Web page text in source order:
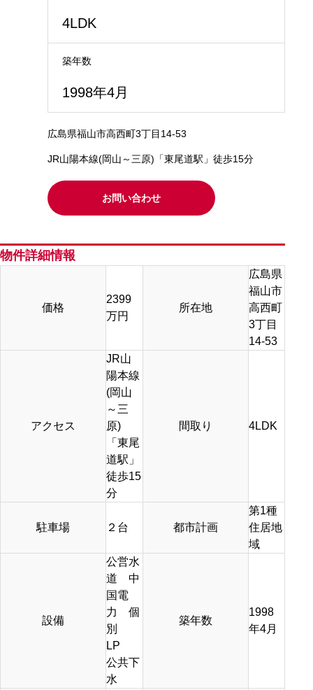
4LDK
築年数
1998年4月
広島県福山市高西町3丁目14-53
JR山陽本線(岡山～三原)「東尾道駅」徒歩15分
お問い合わせ
物件詳細情報
価格
2399
万円
所在地
広島県
福山市
高西町
3丁目
14-53
アクセス
JR山
陽本線
(岡山
～三
原)
「東尾
道駅」
徒歩15
分
間取り 4LDK
駐車場 ２台 都市計画
第1種
住居地
域
設備
公営水
道 中
国電
力 個
別
LP
公共下
水
築年数
1998
年4月